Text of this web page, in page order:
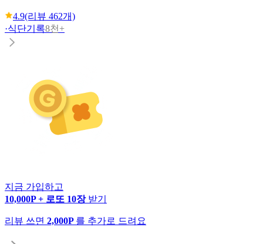
4.9(리뷰 462개)
·식단기록8천+
지금 가입하고
10,000P + 로또 10장 받기
리뷰 쓰면 2,000P 를 추가로 드려요